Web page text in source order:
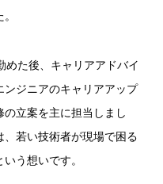
た後、キャリアアドバイ
ジニアのキャリアアップ
立案を主に担当しまし
若い技術者が現場で困る
う想いです。